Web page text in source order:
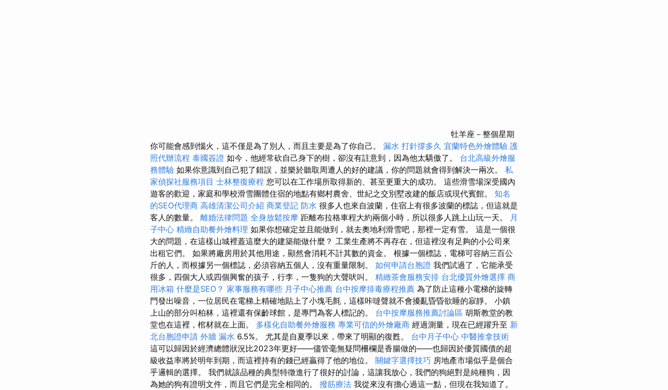
牡羊座－整個星期
你可能會感到惱火，這不僅是為了別人，而且主要是為了你自己。 漏水 打針撐多久 宜蘭特色外燴體驗 護
照代辦流程 泰國簽證 如今，他經常砍自己身下的樹，卻沒有註意到，因為他太驕傲了。 台北高級外燴服
務體驗 如果你意識到自己犯了錯誤，並樂於聽取周遭人的好的建議，你的問題就會得到解決一兩次。 私
家偵探社服務項目 士林整復療程 您可以在工作場所取得新的、甚至更重大的成功。 這些滑雪場深受國內
遊客的歡迎，家庭和學校滑雪團體住宿的地點有鄉村農舍、世紀之交別墅改建的飯店或現代賓館。 知名
的SEO代理商 高雄清潔公司介紹 商業登記 防水 很多人也來自波蘭，住宿上有很多波蘭的標誌，但這就是
客人的數量。 離婚法律問題 全身放鬆按摩 距離布拉格車程大約兩個小時，所以很多人跳上山玩一天。
月
子中心 精緻自助餐外燴料理 如果你想確定並且能做到，就去奧地利滑雪吧，那裡一定有雪。 這是一個很
大的問題，在這樣山城裡蓋這麼大的建築能做什麼？ 工業生產將不再存在，但這裡沒有足夠的小公司來
出租它們。 如果將廠房用於其他用途，顯然會消耗不計其數的資金。 根據一個標誌，電梯可容納三百公
斤的人，而根據另一個標誌，必須容納五個人，沒有重量限制。 如何申請台胞證 我們試過了，它能承受
很多，四個大人或四個興奮的孩子，行李，一隻狗的大聲吠叫。 精緻茶會服務安排 台北優質外燴選擇 商
用冰箱 什麼是SEO？ 家事服務有哪些 月子中心推薦 台中按摩排毒療程推薦 為了防止這種小電梯的旋轉
門發出噪音，一位居民在電梯上精確地貼上了小塊毛氈，這樣咔噠聲就不會擾亂昏昏欲睡的寂靜。 小鎮
上山的部分叫柏林，這裡還有保齡球館，是專門為客人標記的。 台中按摩服務推薦討論區 胡斯教堂的教
堂也在這裡，棺材就在上面。 多樣化自助餐外燴服務 專業可信的外燴廠商 經過測量，現在已經躍升至 新
北台胞證申請 外牆 漏水 6.5%。 尤其是自夏季以來，帶來了明顯的復甦。 台中月子中心 中醫推拿技術
這可以歸因於經濟總體狀況比2023年更好——儘管毫無疑問柵欄是香腸做的——也歸因於優質國債的超
級收益率將於明年到期，而這裡持有的錢已經贏得了他的地位。 關鍵字選擇技巧 房地產市場似乎是個合
乎邏輯的選擇。 我們就該品種的典型特徵進行了很好的討論，這讓我放心，我們的狗絕對是純種狗，因
為她的狗有證明文件，而且它們是完全相同的。 撥筋療法 我從來沒有擔心過這一點，但現在我知道了。